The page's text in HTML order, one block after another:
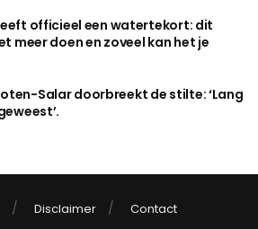
officieel een watertekort: dit
meer doen en zoveel kan het je
Salar doorbreekt de stilte: ‘Lang
Disclaimer Contact